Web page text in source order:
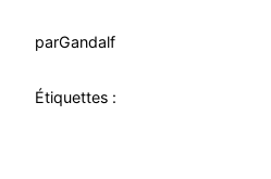
parGandalf
Étiquettes :